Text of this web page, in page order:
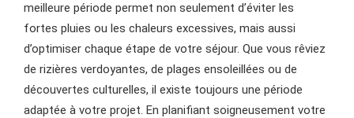
meilleure période permet non seulement d’éviter les
fortes pluies ou les chaleurs excessives, mais aussi
d’optimiser chaque étape de votre séjour. Que vous rêviez
de rizières verdoyantes, de plages ensoleillées ou de
découvertes culturelles, il existe toujours une période
adaptée à votre projet. En planifiant soigneusement votre